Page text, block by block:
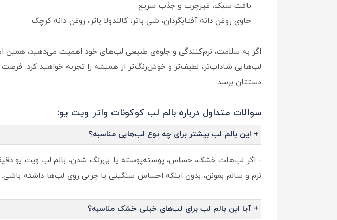
بافت سبک، غیرچرب و جذب سریع
حاوی روغن دانه آفتابگردان، شی باتر، کالندولا باتر، روغن دانه کرچک
اگر به سلامت، نرم‌کنندگی و جلوه‌ی طبیعی لب‌های خود اهمیت می‌دهید، همین
لب‌هایی شاداب‌تر، لطیف‌تر و خوش‌رنگ‌تر از همیشه را تجربه خواهید کرد. فرصت
دستتان برسد.
سوالات متداول درباره بالم لب کوکونات واتر ویت یو:
+ این بالم لب بیشتر برای چه نوع لب‌هایی مناسبه؟
- اگر لب‌هات خشک، حساس، پوسته‌پوسته یا بی‌رنگ شدن، بالم لب ویت یو
نرم و سالم بمونن، بدون اینکه احساس سنگینی یا چربی روی لب‌ها داشته باشی.
+ آیا این بالم لب برای لب‌های خیلی خشک مناسبه؟